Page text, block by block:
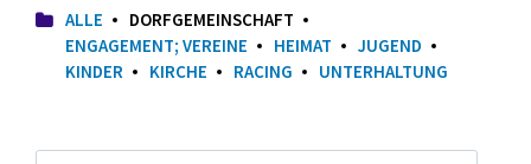
ALLE
DORFGEMEINSCHAFT
ENGAGEMENT; VEREINE
HEIMAT
JUGEND
KINDER
KIRCHE RACING UNTERHALTUNG